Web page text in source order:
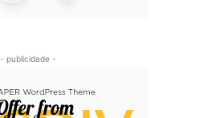
- publicidade -